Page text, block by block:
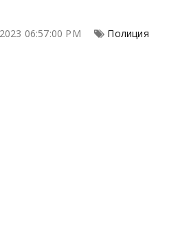
06:57:00 PM Полиция